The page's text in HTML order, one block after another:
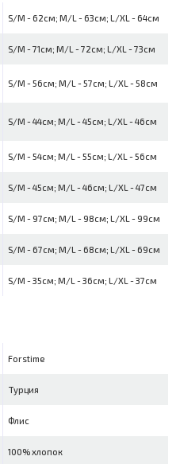
S/M - 62см; M/L - 63см; L/XL - 64см
S/M - 71см; M/L - 72см; L/XL - 73см
S/M - 56см; M/L - 57см; L/XL - 58см
S/M - 44см; M/L - 45см; L/XL - 46см
S/M - 54см; M/L - 55см; L/XL - 56см
S/M - 45см; M/L - 46см; L/XL - 47см
S/M - 97см; M/L - 98см; L/XL - 99см
S/M - 67см; M/L - 68см; L/XL - 69см
S/M - 35см; M/L - 36см; L/XL - 37см
Forstime
Турция
Флис
100% хлопок